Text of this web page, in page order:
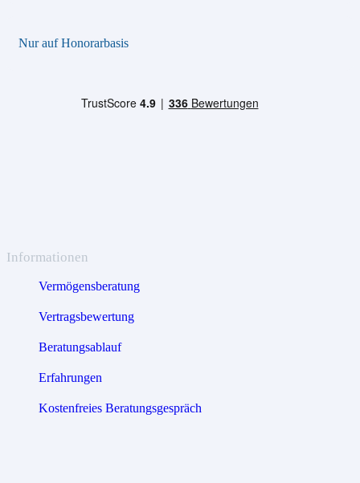
Nur auf Honorarbasis
Informationen
Vermögensberatung
Vertragsbewertung
Beratungsablauf
Erfahrungen
Kostenfreies Beratungsgespräch